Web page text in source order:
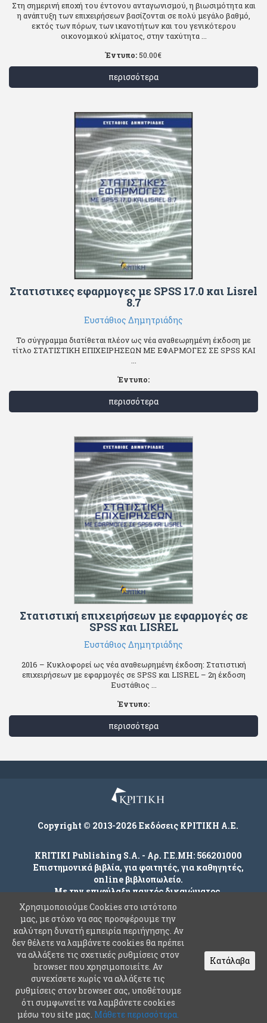
Στη σημερινή εποχή του έντονου ανταγωνισμού, η βιωσιμότητα και
η ανάπτυξη των επιχειρήσεων βασίζονται σε πολύ μεγάλο βαθμό,
εκτός των πόρων, των ικανοτήτων και του γενικότερου
οικονομικού κλίματος, στην ταχύτητα ...
Έντυπο: 50.00€
περισσότερα
Στατιστικες εφαρμογες με SPSS 17.0 και Lisrel
8.7
Ευστάθιος Δημητριάδης
Το σύγγραμμα διατίθεται πλέον ως νέα αναθεωρημένη έκδοση με
τίτλο ΣΤΑΤΙΣΤΙΚΗ ΕΠΙΧΕΙΡΗΣΕΩΝ ΜΕ ΕΦΑΡΜΟΓΕΣ ΣΕ SPSS KAI
...
Έντυπο:
περισσότερα
Στατιστική επιχειρήσεων με εφαρμογές σε
SPSS και LISREL
Ευστάθιος Δημητριάδης
2016 – Κυκλοφορεί ως νέα αναθεωρημένη έκδοση: Στατιστική
επιχειρήσεων με εφαρμογές σε SPSS και LISREL – 2η έκδοση
Ευστάθιος ...
Έντυπο:
περισσότερα
Copyright © 2013-2026 Εκδόσεις ΚΡΙΤΙΚΗ Α.Ε.
KRITIKI Publishing S.A. - Αρ. Γ.Ε.ΜΗ: 566201000
Επιστημονικά βιβλία, για φοιτητές, για καθηγητές,
online βιβλιοπωλείο.
Με την επιφύλαξη παντός δικαιώματος.
Company
Όροι χρήσης
Πολιτική Ασφαλείας Προσωπικών Δεδομένων
Συχνές Ερωτήσεις
Επικοινωνία
Χρησιμοποιούμε Cookies στο ιστότοπο
μας, με στόχο να σας προσφέρουμε την
καλύτερη δυνατή εμπειρία περιήγησης. Αν
δεν θέλετε να λαμβάνετε cookies θα πρέπει
να αλλάξετε τις σχετικές ρυθμίσεις στον
browser που χρησιμοποιείτε. Αν
συνεχίσετε χωρίς να αλλάξετε τις
ρυθμίσεις στον browser σας, υποθέτουμε
ότι συμφωνείτε να λαμβάνετε cookies
μέσω του site μας. Μάθετε περισσότερα.
Κατάλαβα